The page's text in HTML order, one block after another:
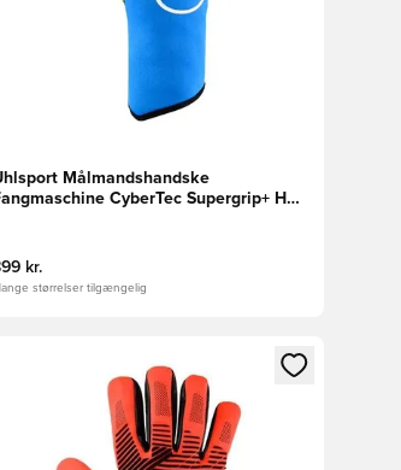
Målmandshandske
CyberTec Supergrip+ HN
kr.
størrelser tilgængelig
som medlem
en Modal til at logge ind eller tilmelde dig